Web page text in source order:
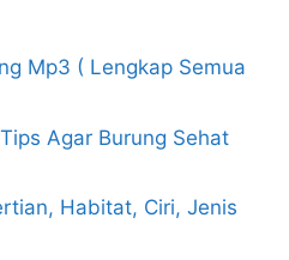
Mp3 ( Lengkap Semua
Agar Burung Sehat
Habitat, Ciri, Jenis